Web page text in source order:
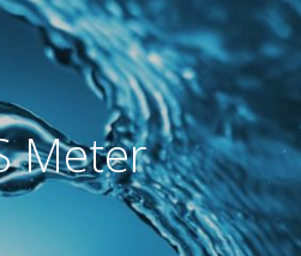
Meter